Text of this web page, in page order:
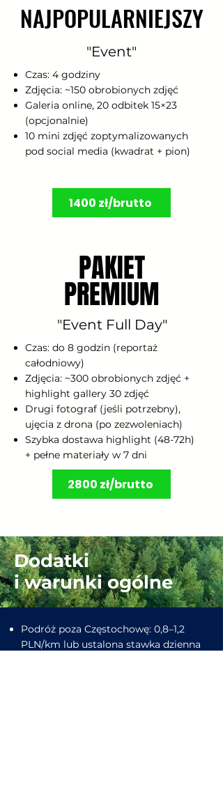
NAJPOPULARNIEJSZY
NAJPOPULARNIEJSZY
"Event"
Czas: 4 godziny
Zdjęcia: ~150 obrobionych zdjęć
Galeria online, 20 odbitek 15×23
(opcjonalnie)
10 mini zdjęć zoptymalizowanych
pod social media (kwadrat + pion)
1400 zł/brutto
"Event Full Day"
Czas: do 8 godzin (reportaż
całodniowy)
Zdjęcia: ~300 obrobionych zdjęć +
highlight gallery 30 zdjęć
Drugi fotograf (jeśli potrzebny),
ujęcia z drona (po zezwoleniach)
Szybka dostawa highlight (48-72h)
+ pełne materiały w 7 dni
2800 zł/brutto
PAKIET
PREMIUM
PAKIET
PREMIUM
Dodatki
i warunki ogólne
Podróż poza Częstochowę: 0,8–1,2
PLN/km lub ustalona stawka dzienna